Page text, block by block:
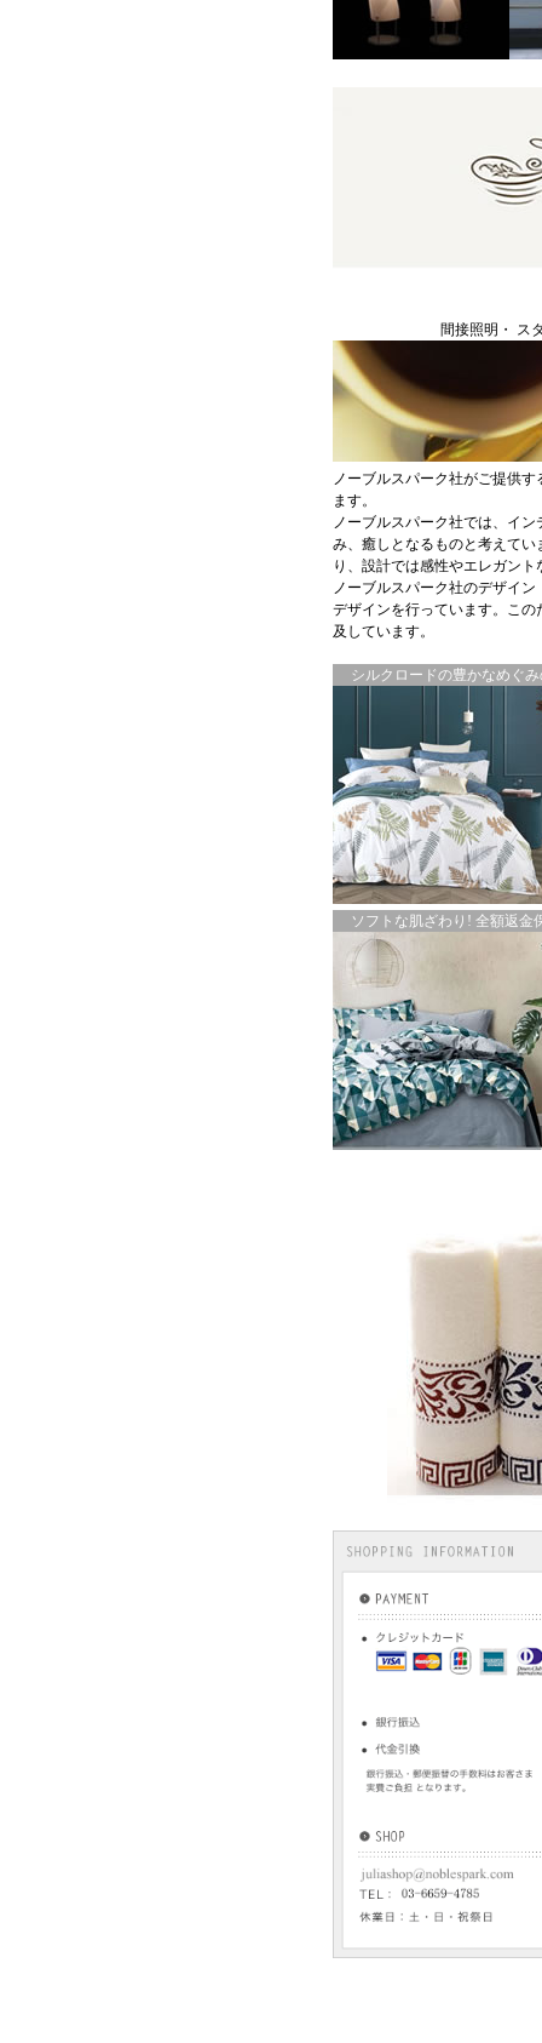
間接照明・ ス
ノーブルスパーク社がご提供
ます。
ノーブルスパーク社では、イ
み、癒しとなるものと考えて
り、設計では感性やエレガン
ノーブルスパーク社のデザイ
デザインを行っています。こ
及しています。
シルクロードの豊かなめぐみ
ソフトな肌ざわり! 全額返金